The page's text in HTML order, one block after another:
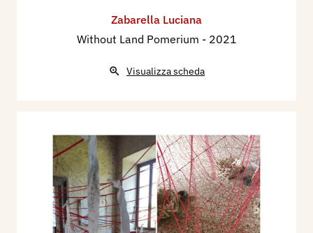
Zabarella Luciana
Without Land Pomerium - 2021
Visualizza scheda